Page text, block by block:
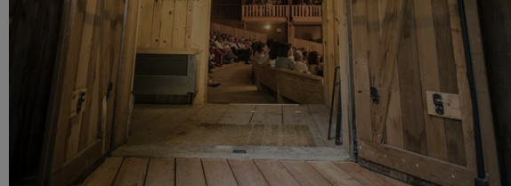
UNSERE EINRICHTUNGEN
Evian Resort
Hôtel Ermitage